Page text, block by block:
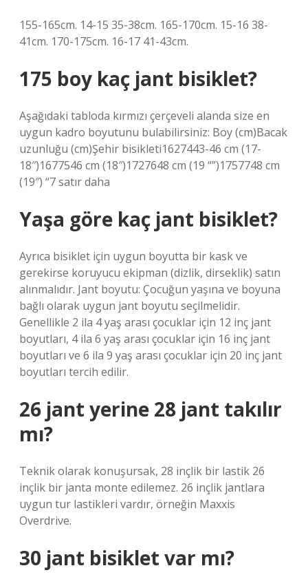
155-165cm. 14-15 35-38cm. 165-170cm. 15-16 38-
41cm. 170-175cm. 16-17 41-43cm.
175 boy kaç jant bisiklet?
Aşağıdaki tabloda kırmızı çerçeveli alanda size en
uygun kadro boyutunu bulabilirsiniz: Boy (cm)Bacak
uzunluğu (cm)Şehir bisikleti1627443-46 cm (17-
18″)1677546 cm (18″)1727648 cm (19 “”)1757748 cm
(19″) “7 satır daha
Yaşa göre kaç jant bisiklet?
Ayrıca bisiklet için uygun boyutta bir kask ve
gerekirse koruyucu ekipman (dizlik, dirseklik) satın
alınmalıdır. Jant boyutu: Çocuğun yaşına ve boyuna
bağlı olarak uygun jant boyutu seçilmelidir.
Genellikle 2 ila 4 yaş arası çocuklar için 12 inç jant
boyutları, 4 ila 6 yaş arası çocuklar için 16 inç jant
boyutları ve 6 ila 9 yaş arası çocuklar için 20 inç jant
boyutları tercih edilir.
26 jant yerine 28 jant takılır
mı?
Teknik olarak konuşursak, 28 inçlik bir lastik 26
inçlik bir janta monte edilemez. 26 inçlik jantlara
uygun tur lastikleri vardır, örneğin Maxxis
Overdrive.
30 jant bisiklet var mı?